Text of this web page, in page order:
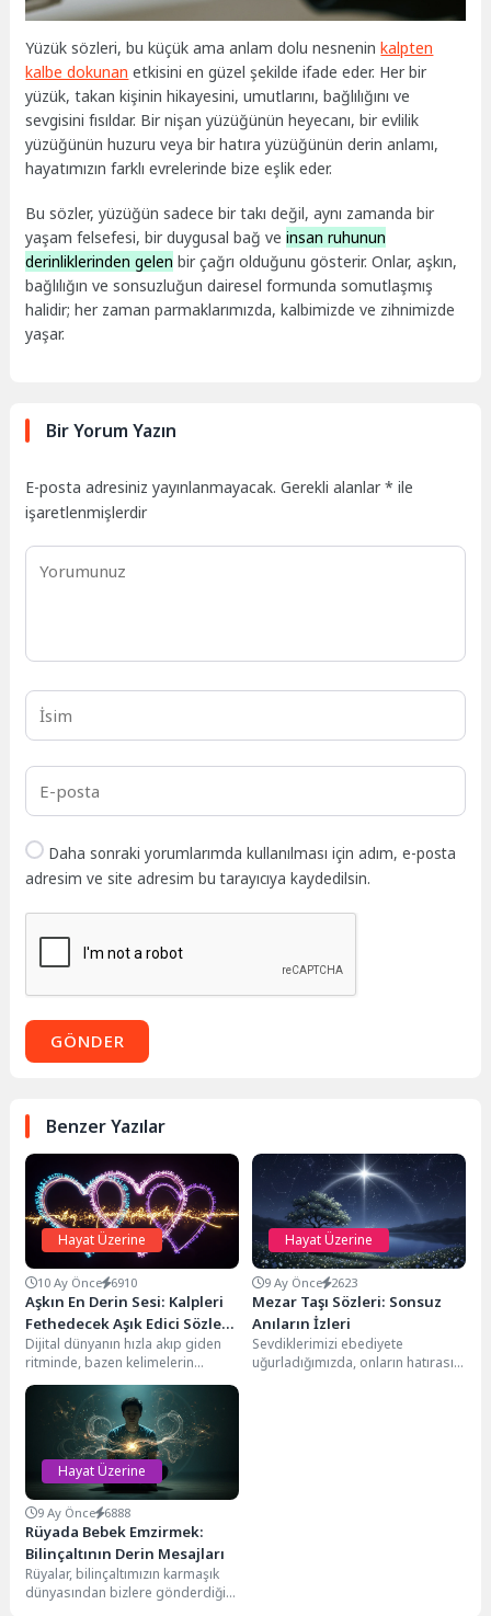
Yüzük sözleri, bu küçük ama anlam dolu nesneninkalpten
kalbe dokunan etkisini en güzel şekilde ifade eder. Her bir
yüzük, takan kişinin hikayesini, umutlarını, bağlılığını ve
sevgisini fısıldar. Bir nişan yüzüğünün heyecanı, bir evlilik
yüzüğünün huzuru veya bir hatıra yüzüğünün derin anlamı,
hayatımızın farklı evrelerinde bize eşlik eder.
Bu sözler, yüzüğün sadece bir takı değil, aynı zamanda bir
yaşam felsefesi, bir duygusal bağ veinsan ruhunun
derinliklerinden gelen bir çağrı olduğunu gösterir. Onlar, aşkın,
bağlılığın ve sonsuzluğun dairesel formunda somutlaşmış
halidir; her zaman parmaklarımızda, kalbimizde ve zihnimizde
yaşar.
Bir Yorum Yazın
E-posta adresiniz yayınlanmayacak. Gerekli alanlar* ile
işaretlenmişlerdir
Daha sonraki yorumlarımda kullanılması için adım, e-posta
adresim ve site adresim bu tarayıcıya kaydedilsin.
GÖNDER
Benzer Yazılar
Hayat Üzerine
10 Ay Önce 6910
Aşkın En Derin Sesi: Kalpleri
Fethedecek Aşık Edici Sözler
ve Şiirler
Dijital dünyanın hızla akıp giden
ritminde, bazen kelimelerin
büyülü gücünü hatırlamak,
duygularımızı en saf haliyle...
Hayat Üzerine
9 Ay Önce 2623
Mezar Taşı Sözleri: Sonsuz
Anıların İzleri
Sevdiklerimizi ebediyete
uğurladığımızda, onların hatırasını
Hayat Üzerine
9 Ay Önce 6888
Rüyada Bebek Emzirmek:
Bilinçaltının Derin Mesajları
Rüyalar, bilinçaltımızın karmaşık
dünyasından bizlere gönderdiği